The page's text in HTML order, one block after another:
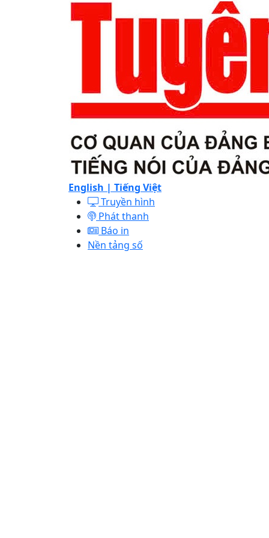
English | Tiếng Việt
Truyền hình
Phát thanh
Báo in
Nền tảng số